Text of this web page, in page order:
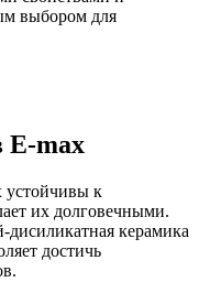
выбором для
E-max
устойчивы к
их долговечными.
керамика
достичь